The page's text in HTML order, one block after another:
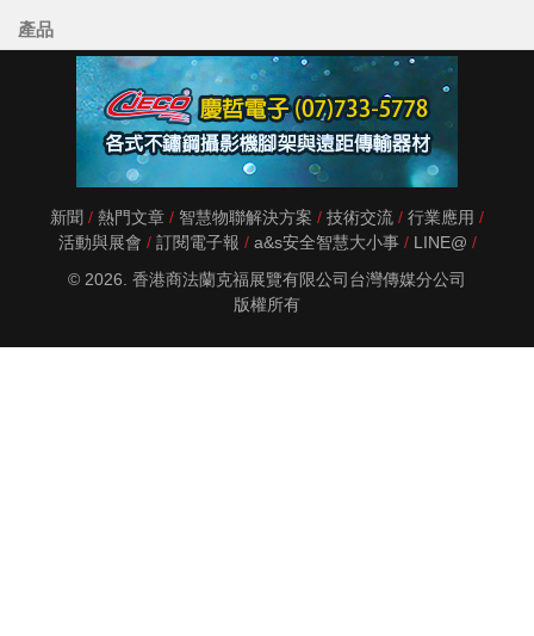
產品
新聞 熱門文章 智慧物聯解決方案 技術交流
行業應用
活動與展會
訂閱電子報 a&s安全智慧大小事
LINE@
© 2026. 香港商法蘭克福展覽有限公司台灣傳媒分公司
版權所有